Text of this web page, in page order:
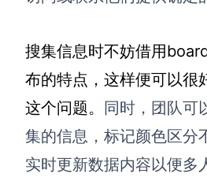
搜集信息时不妨借用
布的特点，这样便可以很
这个问题。
同时，团队可
集的信息，标记颜色区分
实时更新数据内容以便多